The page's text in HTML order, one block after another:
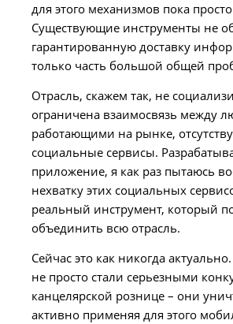
для этого механизмов пока
Существующие инструменты не
гарантированную доставку
только часть большой общей
Отрасль, скажем так, не
ограничена взаимосвязь между
работающими на рынке,
социальные сервисы.
приложение, я как раз пытаюсь
нехватку этих социальных
реальный инструмент, который
объединить всю отрасль.
Сейчас это как никогда
не просто стали серьезными
канцелярской рознице – они
активно применяя для этого